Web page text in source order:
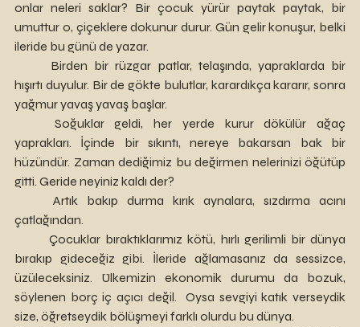
onlar neleri saklar? Bir çocuk yürür paytak paytak, bir
umuttur o, çiçeklere dokunur durur. Gün gelir konuşur, belki
ileride bu günü de yazar.
hışırtı duyulur. Bir de gökte bulutlar, karardıkça kararır, sonra
yağmur yavaş yavaş başlar.
yaprakları. İçinde bir sıkıntı, nereye bakarsan bak bir
hüzündür. Zaman dediğimiz bu değirmen nelerinizi öğütüp
gitti. Geride neyiniz kaldı der?
çatlağından.
	Çocuklar bıraktıklarımız kötü, hırlı gerilimli bir dünya
bırakıp gideceğiz gibi. İleride ağlamasanız da sessizce,
üzüleceksiniz. Ülkemizin ekonomik durumu da bozuk,
söylenen borç iç açıcı değil.  Oysa sevgiyi katık verseydik
size, öğretseydik bölüşmeyi farklı olurdu bu dünya.